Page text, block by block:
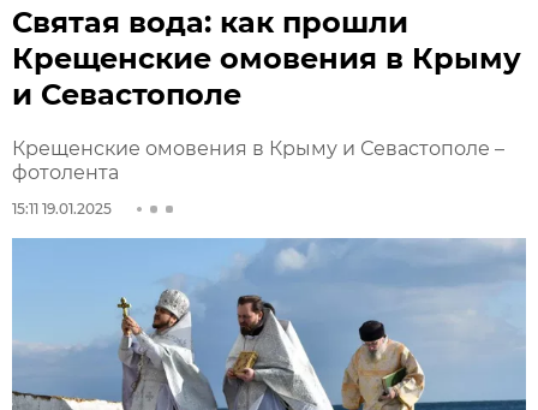
Святая вода: как прошли
Крещенские омовения в Крыму
и Севастополе
Крещенские омовения в Крыму и Севастополе –
фотолента
15:11 19.01.2025